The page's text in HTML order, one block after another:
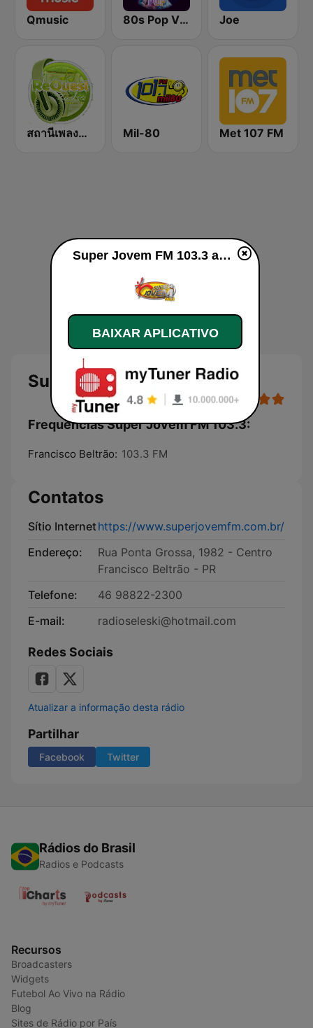
Qmusic 80s Pop Vibes Joe
สถานีเพลงสตริง Request Radio Mil-80 Met 107 FM
Super Jovem FM 103.3
Frequências Super Jovem FM 103.3:
Francisco Beltrão: 103.3 FM
Contatos
Sítio Internethttps://www.superjovemfm.com.br/
Endereço:
Rua Ponta Grossa, 1982 - Centro
Francisco Beltrão - PR
Telefone:
46 98822-2300
E-mail:
radioseleski@hotmail.com
Redes Sociais
Atualizar a informação desta rádio
Partilhar
Facebook Twitter
Rádios do Brasil
Radios e Podcasts
Recursos
Broadcasters
Widgets
Futebol Ao Vivo na Rádio
Blog
Sites de Rádio por País
Super Jovem FM 103.3 ao vivo
BAIXAR APLICATIVO